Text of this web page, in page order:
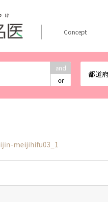
and
or
都道
Concept
ijin-meijihifu03_1